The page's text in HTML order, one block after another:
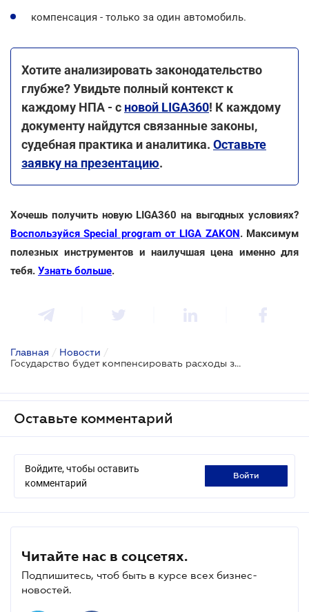
компенсация - только за один автомобиль.
Хотите анализировать законодательство
глубже? Увидьте полный контекст к
каждому НПА - с новой LIGA360! К каждому
документу найдутся связанные законы,
судебная практика и аналитика. Оставьте
заявку на презентацию.
Хочешь получить новую LIGA360 на выгодных условиях?
Воспользуйся Special program от LIGA ZAKON. Максимум
полезных инструментов и наилучшая цена именно для
тебя. Узнать больше.
Главная / Новости /
Государство будет компенсировать расходы за автогражданку для ветеранов и лиц с инвалидностью в результате войны - принят Закон
Оставьте комментарий
Войдите, чтобы оставить
комментарий
войти
Читайте нас в соцсетях.
Подпишитесь, чтоб быть в курсе всех бизнес-
новостей.